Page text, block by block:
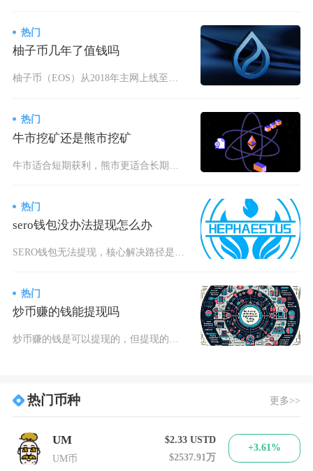
热门
柚子币几年了值钱吗
柚子币（EOS）从2018年主网上线至今已近8年，历史高光不再、现价低迷，短期投机价值弱，
热门
牛市挖矿还是熊市挖矿
热门
sero钱包没办法提现怎么办
热门
炒币赚的钱能提现吗
热门币种 更多>>
UM
UM币
$2.33USTD
$2537.91万
+3.61%